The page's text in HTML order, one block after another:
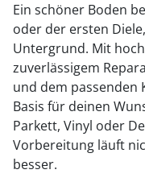
Ein schöner Boden
oder der ersten
Untergrund. Mit
zuverlässigem
und dem passenden
Basis für deinen
Parkett, Vinyl oder
Vorbereitung läuft
besser.